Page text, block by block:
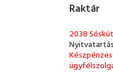
Raktár
2038